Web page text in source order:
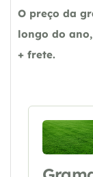
O preço da
longo do
+ frete.